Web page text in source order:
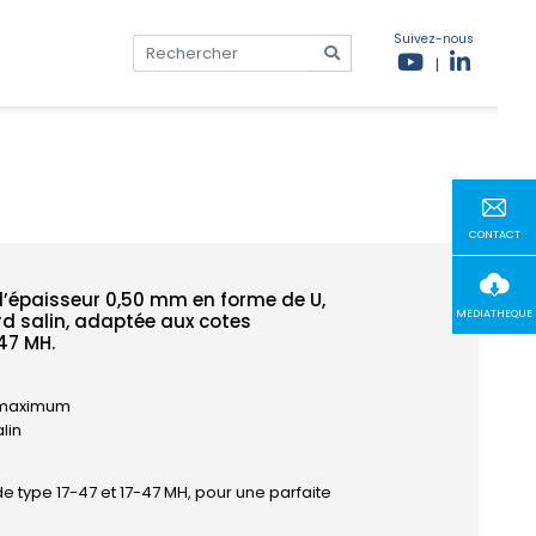
Suivez-nous
|
CONTACT
MEDIATHEQUE
0,50 mm en forme de U,
salin, adaptée aux cotes
MH.
type 17-47 et 17-47 MH, pour une parfaite